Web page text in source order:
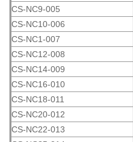
CS-NC9-005
CS-NC10-006
CS-NC1-007
CS-NC12-008
CS-NC14-009
CS-NC16-010
CS-NC18-011
CS-NC20-012
CS-NC22-013